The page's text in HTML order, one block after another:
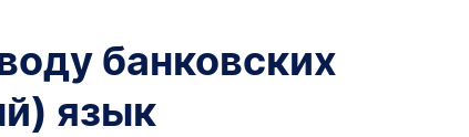
банковских
язык